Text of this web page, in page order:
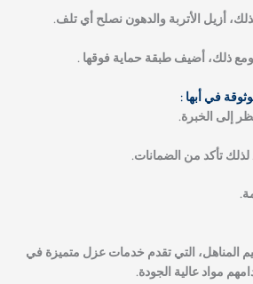
أزيل الأتربة والدهون نصلح أي تلف.
ومع ذلك، أضيف طبقة حماية فوقها .
في أبها :
إلى الخبرة.
تأكد من الضمانات.
المناهل، التي تقدم خدمات عزل متميزة في
مواد عالية الجودة.